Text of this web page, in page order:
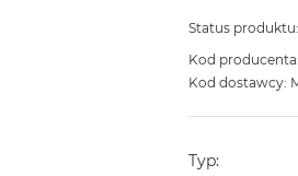
Status produktu:
Kod
Kod dostawcy:
Typ